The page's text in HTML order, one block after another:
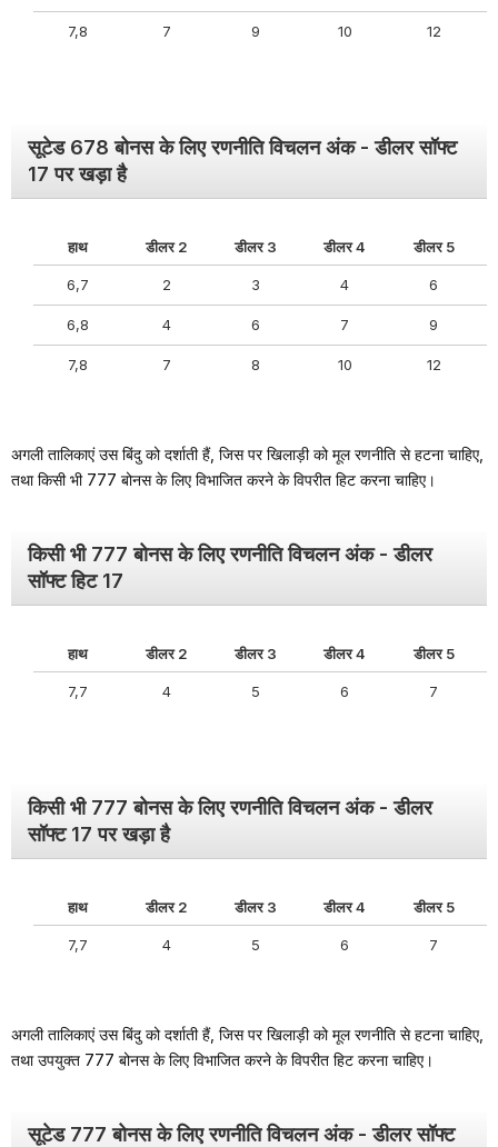
7,8 7 9 10 12
सूटेड 678 बोनस के लिए रणनीति विचलन अंक - डीलर सॉफ्ट
17 पर खड़ा है
हाथ डीलर 2 डीलर 3 डीलर 4 डीलर 5
6,7 2 3 4 6
6,8 4 6 7 9
7,8 7 8 10 12
अगली तालिकाएं उस बिंदु को दर्शाती हैं, जिस पर खिलाड़ी को मूल रणनीति से हटना चाहिए,
तथा किसी भी 777 बोनस के लिए विभाजित करने के विपरीत हिट करना चाहिए।
किसी भी 777 बोनस के लिए रणनीति विचलन अंक - डीलर
सॉफ्ट हिट 17
हाथ डीलर 2 डीलर 3 डीलर 4 डीलर 5
7,7 4 5 6 7
किसी भी 777 बोनस के लिए रणनीति विचलन अंक - डीलर
सॉफ्ट 17 पर खड़ा है
हाथ डीलर 2 डीलर 3 डीलर 4 डीलर 5
7,7 4 5 6 7
अगली तालिकाएं उस बिंदु को दर्शाती हैं, जिस पर खिलाड़ी को मूल रणनीति से हटना चाहिए,
तथा उपयुक्त 777 बोनस के लिए विभाजित करने के विपरीत हिट करना चाहिए।
सूटेड 777 बोनस के लिए रणनीति विचलन अंक - डीलर सॉफ्ट